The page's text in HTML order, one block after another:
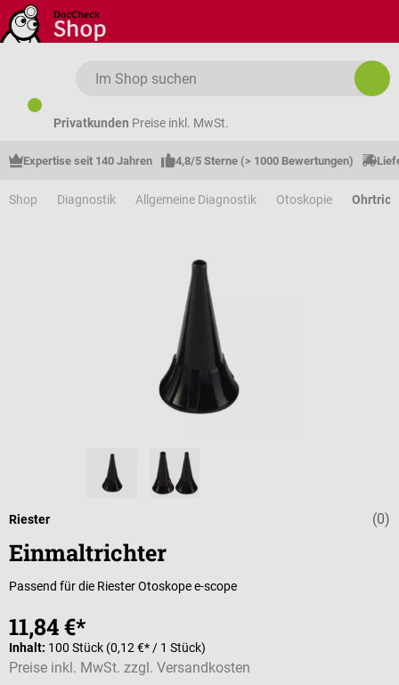
Zum Hauptinhalt springen
Privatkunden Preise inkl. MwSt.
Expertise seit 140 Jahren 4,8/5 Sterne (> 1000 Bewertungen)
Shop Diagnostik Allgemeine Diagnostik Otoskopie
(0)
Riester
Einmaltrichter
Passend für die Riester Otoskope e-scope
11,84 €*
Inhalt: 100 Stück (0,12 €* / 1 Stück)
Preise inkl. MwSt. zzgl. Versandkosten